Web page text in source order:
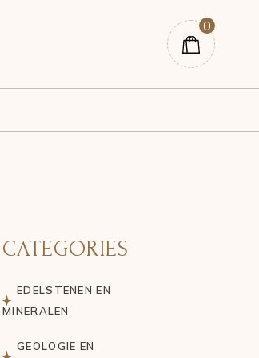
0
CATEGORIES
EDELSTENEN EN
MINERALEN
GEOLOGIE EN